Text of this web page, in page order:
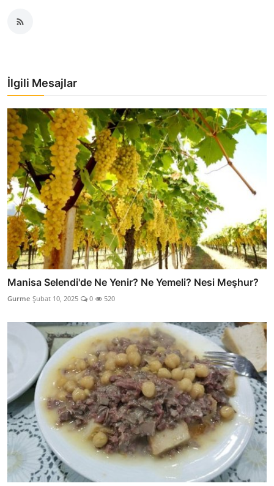
İlgili Mesajlar
Manisa Selendi'de Ne Yenir? Ne Yemeli? Nesi Meşhur?
Gurme Şubat 10, 2025 0 520